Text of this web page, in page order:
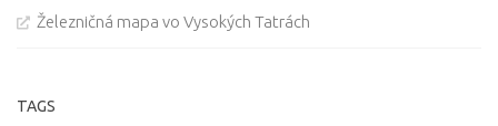
Železničná mapa vo Vysokých Tatrách
TAGS